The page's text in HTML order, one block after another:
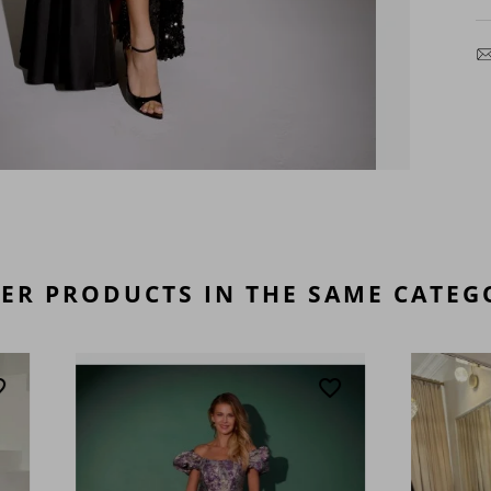
PRODUCTS IN THE SAME